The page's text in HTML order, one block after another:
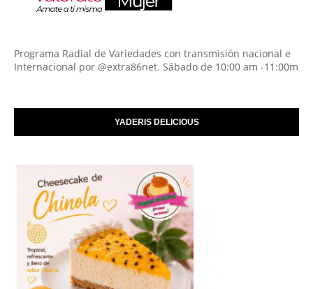
Programa Radial de Variedades con transmisión nacional e
Internacional por @extra86net. Sábado de 10:00 am -11:00m
YADERIS DELICIOUS